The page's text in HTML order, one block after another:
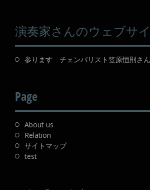
演奏家さんのウェブサ
参ります チェンバリスト笠原恒則さ
Page
About us
Relation
サイトマップ
test